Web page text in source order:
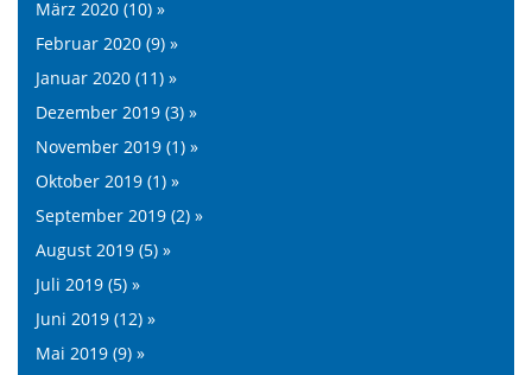
März 2020 (10) »
Februar 2020 (9) »
Januar 2020 (11) »
Dezember 2019 (3) »
November 2019 (1) »
Oktober 2019 (1) »
September 2019 (2) »
August 2019 (5) »
Juli 2019 (5) »
Juni 2019 (12) »
Mai 2019 (9) »